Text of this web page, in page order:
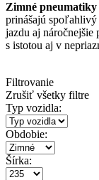
Zimné
prinášajú
jazdu aj náročnejšie
s istotou aj v
Filtrovanie
Zrušiť všetky filtre
Typ vozidla:
Obdobie:
Šírka: